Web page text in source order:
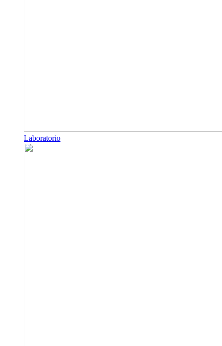
Laboratorio